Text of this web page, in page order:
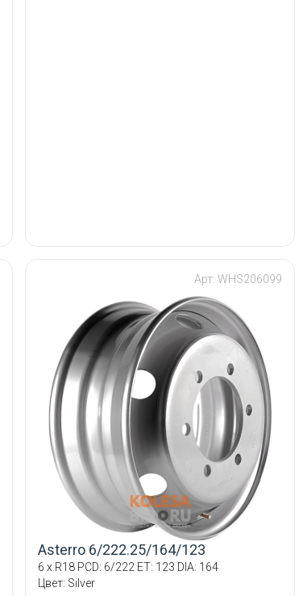
Арт: WHS206099
Asterro 6/222.25/164/123
6 x R18 PCD: 6/222 ET: 123 DIA: 164
Цвет: Silver